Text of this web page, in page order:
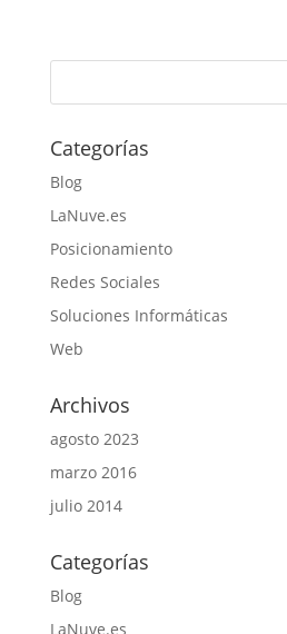
Categorías
Blog
LaNuve.es
Posicionamiento
Redes Sociales
Soluciones Informáticas
Web
Archivos
agosto 2023
marzo 2016
julio 2014
Categorías
Blog
LaNuve.es